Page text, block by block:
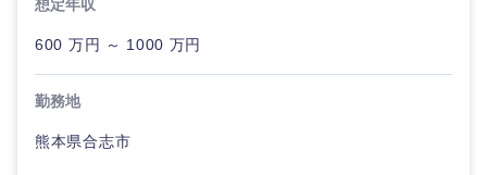
想定年収
600 万円 ～ 1000 万円
勤務地
熊本県合志市